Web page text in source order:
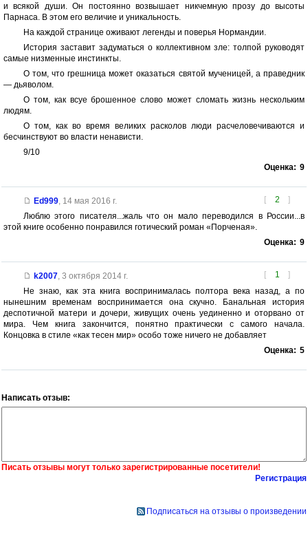
и всякой души. Он постоянно возвышает никчемную прозу до высоты
Парнаса. В этом его величие и уникальность.
На каждой странице оживают легенды и поверья Нормандии.
История заставит задуматься о коллективном зле: толпой руководят
самые низменные инстинкты.
О том, что грешница может оказаться святой мученицей, а праведник
— дьяволом.
О том, как всуе брошенное слово может сломать жизнь нескольким
людям.
О том, как во время великих расколов люди расчеловечиваются и
бесчинствуют во власти ненависти.
9/10
Оценка: 9
[ 2 ]
Ed999, 14 мая 2016 г.
Люблю этого писателя...жаль что он мало переводился в России...в
этой книге особенно понравился готический роман «Порченая».
Оценка: 9
[ 1 ]
k2007, 3 октября 2014 г.
Не знаю, как эта книга воспринималась полтора века назад, а по
нынешним временам воспринимается она скучно. Банальная история
деспотичной матери и дочери, живущих очень уединенно и оторвано от
мира. Чем книга закончится, понятно практически с самого начала.
Концовка в стиле «как тесен мир» особо тоже ничего не добавляет
Оценка: 5
Написать отзыв:
Писать отзывы могут только зарегистрированные посетители!
Регистрация
Подписаться на отзывы о произведении